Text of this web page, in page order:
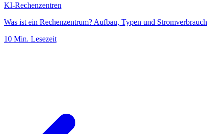
KI-Rechenzentren
Was ist ein Rechenzentrum? Aufbau, Typen und Stromverbrauch
10 Min. Lesezeit